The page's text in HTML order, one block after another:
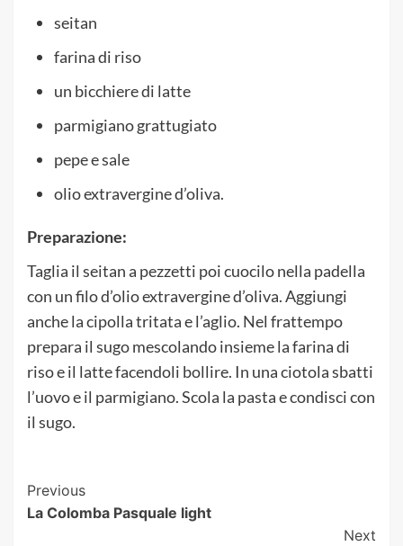
seitan
farina di riso
un bicchiere di latte
parmigiano grattugiato
pepe e sale
olio extravergine d’oliva.
Preparazione:
Taglia il seitan a pezzetti poi cuocilo nella padella
con un filo d’olio extravergine d’oliva. Aggiungi
anche la cipolla tritata e l’aglio. Nel frattempo
prepara il sugo mescolando insieme la farina di
riso e il latte facendoli bollire. In una ciotola sbatti
l’uovo e il parmigiano. Scola la pasta e condisci con
il sugo.
Post
Navigation
Previous
La Colomba Pasquale light
Next